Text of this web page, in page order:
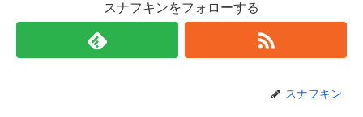
スナフキンをフォローする
スナフキン